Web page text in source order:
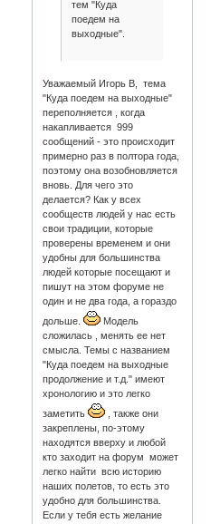
тем "Куда
поедем на
выходные".
Уважаемый Игорь В, тема
"Куда поедем на выходные"
переполняется , когда
накапливается 999
сообщений - это происходит
примерно раз в полтора года,
поэтому она возобновляется
вновь. Для чего это
делается? Как у всех
сообществ людей у нас есть
свои традиции, которые
проверены временем и они
удобны для большинства
людей которые посещают и
пишут на этом форуме не
один и не два года, а гораздо
дольше.
Модель
сложилась , менять ее нет
смысла. Темы с названием
"Куда поедем на выходные
продолжение и т.д." имеют
хронологию и это легко
заметить
, также они
закреплены, по-этому
находятся вверху и любой
кто заходит на форум может
легко найти всю историю
наших полетов, то есть это
удобно для большинства.
Если у тебя есть желание